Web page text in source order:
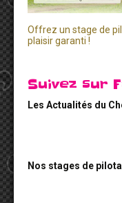
Offrez un stage de
plaisir garanti !
Suivez sur
Les Actualités du
Nos stages de